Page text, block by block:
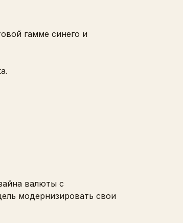
гамме синего и
валюты с
модернизировать свои